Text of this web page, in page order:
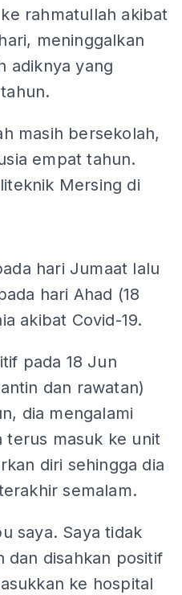
rahmatullah akibat
meninggalkan
adiknya yang
masih bersekolah,
empat tahun.
Mersing di
hari Jumaat lalu
hari Ahad (18
akibat Covid-19.
pada 18 Jun
dan rawatan)
dia mengalami
terus masuk ke unit
diri sehingga dia
semalam.
saya. Saya tidak
dan disahkan positif
ke hospital